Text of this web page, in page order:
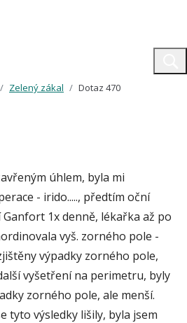
Zelený zákal Dotaz 470
úhlem, byla mi
- irido....., předtím oční
1x denně, lékařka až po
vyš. zorného pole -
výpadky zorného pole,
vyšetření na perimetru, byly
zorného pole, ale menší.
tyto výsledky lišily, byla jsem